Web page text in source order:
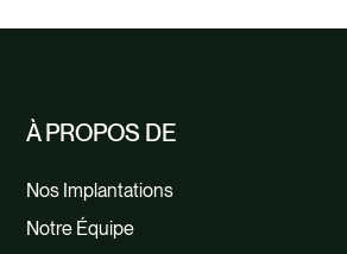
À PROPOS DE
Nos Implantations
Notre Équipe